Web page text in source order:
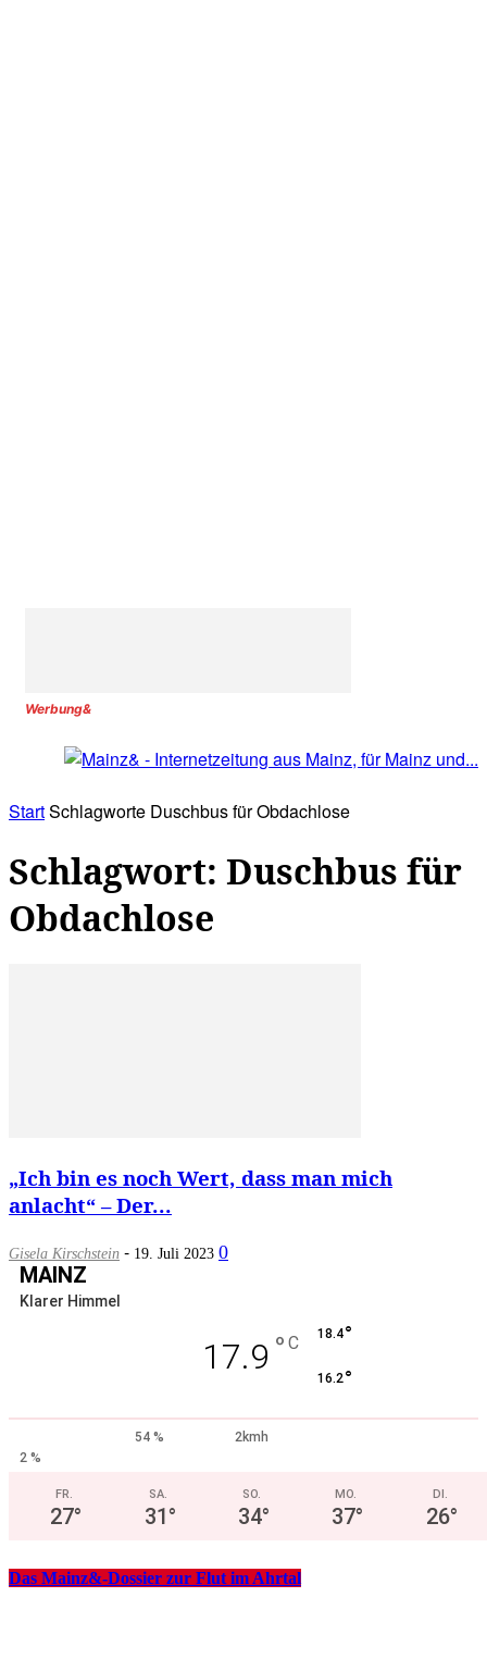
Werbung&
StartSchlagworte Duschbus für Obdachlose
Schlagwort: Duschbus für
Obdachlose
„Ich bin es noch Wert, dass man mich
anlacht“ – Der...
Gisela Kirschstein - 19. Juli 2023 0
MAINZ
Klarer Himmel
17.9 ° C 18.4°
16.2°
54 %
2kmh
2 %
FR.
27°
SA.
31°
SO.
34°
MO.
37°
DI.
26°
Das Mainz&-Dossier zur Flut im Ahrtal